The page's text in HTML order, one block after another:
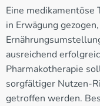
Eine medikamentöse
in Erwägung
ausreichend
Pharmakotherapie
sorgfältiger Nutzen-
getroffen werden.